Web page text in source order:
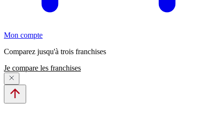
Mon compte
Comparez jusqu'à trois franchises
Je compare les franchises